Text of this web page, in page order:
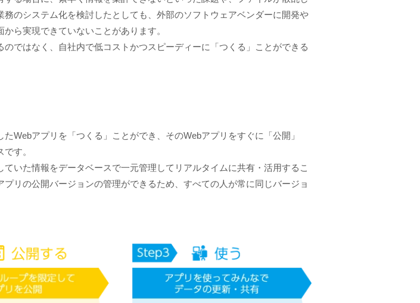
のシステム化を検討したとしても、外部のソフトウェアベンダーに開発や
ら実現できていないことがあります。
ではなく、自社内で低コストかつスピーディーに「つくる」ことができる
Webアプリを「つくる」ことができ、そのWebアプリをすぐに「公開」
す。
いた情報をデータベースで一元管理してリアルタイムに共有・活用するこ
リの公開バージョンの管理ができるため、すべての人が常に同じバージョ